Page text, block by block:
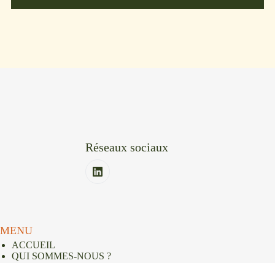
Réseaux sociaux
MENU
ACCUEIL
QUI SOMMES-NOUS ?